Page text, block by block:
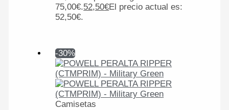
75,00€.52,50€El precio actual es:
52,50€.
-30%
Camisetas